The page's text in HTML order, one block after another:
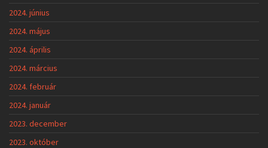
2024. június
2024. május
2024. április
2024. március
2024. február
2024. január
2023. december
2023. október